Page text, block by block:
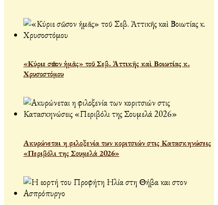
«Κύριε σῶσον ἡμᾶς» τοῦ Σεβ. Ἀττικῆς καὶ Βοιωτίας κ.
Χρυσοστόμου
Ακυρώνεται η φιλοξενία των κοριτσιών στις Κατασκηνώσεις
«Περιβόλι της Σουμελά 2026»